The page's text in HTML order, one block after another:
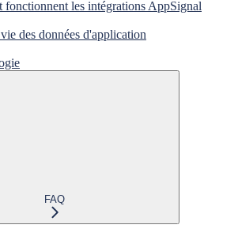
fonctionnent les intégrations AppSignal
des données d'application
FAQ